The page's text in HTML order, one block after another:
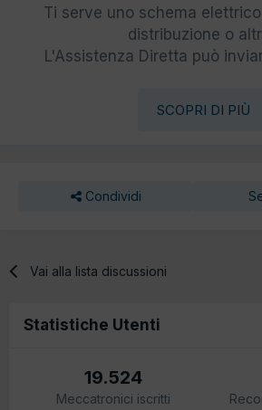
Ti serve uno schema
distribuzione o
L'Assistenza Diretta può
SCOPRI DI PIÙ
Condividi
Vai alla lista discussioni
Statistiche Utenti
19.524
Meccatronici iscritti